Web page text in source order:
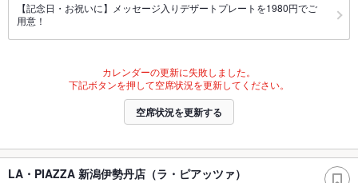
【記念日・お祝いに】メッセージ入りデザートプレートを1980円でご
用意！
カレンダーの更新に失敗しました。
下記ボタンを押して空席状況を更新してください。
空席状況を更新する
LA・PIAZZA 新潟伊勢丹店（ラ・ピアッツァ）